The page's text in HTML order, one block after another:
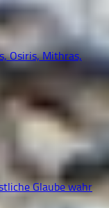
Osiris, Mithras,
Glaube wahr